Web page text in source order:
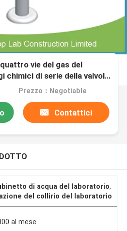
vie del gas del
chimici di serie della valvola
Prezzo：Negotiable
Contattici
di acqua del laboratorio,
del collirio del laboratorio
al mese